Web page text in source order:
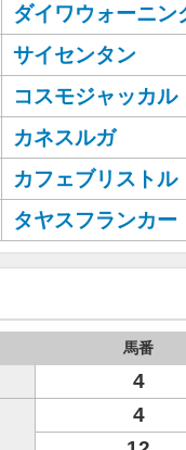
ダイワウォーニン
サイセンタン
コスモジャッカル
カネスルガ
カフェブリストル
タヤスフランカー
馬番
4
4